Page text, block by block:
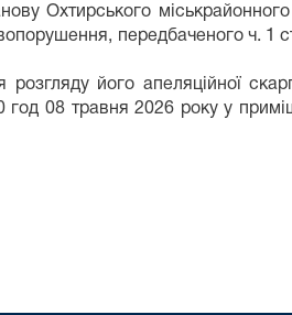
Охтирського
передбаченого ч. 1
його апеляційної
год 08 травня 2026 року у